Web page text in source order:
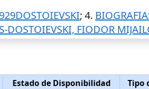
929DOSTOIEVSKI; 4.
DOSTOIEVSKI, FIODOR
Estado de Disponibilidad Tipo